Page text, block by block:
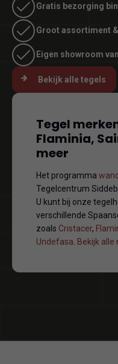
Gratis bezorging
Groot assortiment
Eigen showroom
Bekijk alle tegels
Tegel
Flaminia,
meer
Het programma
Tegelcentrum
U kunt bij onze
verschillende
zoals Cristacer,
Undefasa. Bekijk alle